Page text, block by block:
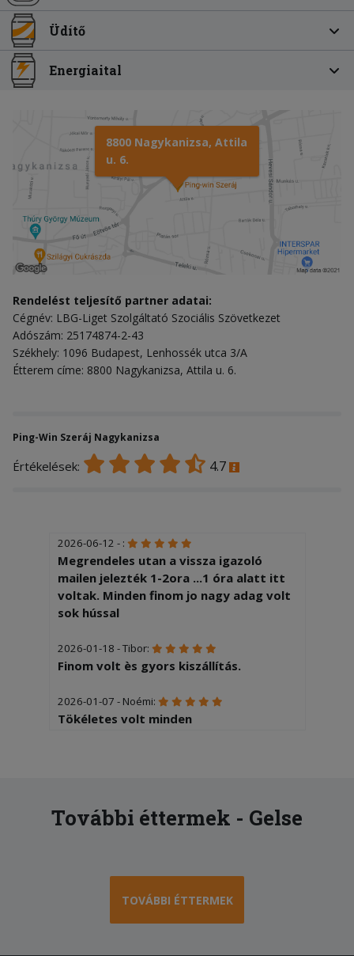
Üdítő
Energiaital
8800 Nagykanizsa, Attila
u. 6.
Rendelést teljesítő partner adatai:
Cégnév: LBG-Liget Szolgáltató Szociális Szövetkezet
Adószám: 25174874-2-43
Székhely: 1096 Budapest, Lenhossék utca 3/A
Étterem címe: 8800 Nagykanizsa, Attila u. 6.
Ping-Win Szeráj Nagykanizsa
Értékelések: 4.7
2026-06-12 - :
Megrendeles utan a vissza igazoló
mailen jelezték 1-2ora ...1 óra alatt itt
voltak. Minden finom jo nagy adag volt
sok hússal
2026-01-18 - Tibor:
Finom volt ès gyors kiszállítás.
2026-01-07 - Noémi:
Tökéletes volt minden
További éttermek - Gelse
TOVÁBBI ÉTTERMEK